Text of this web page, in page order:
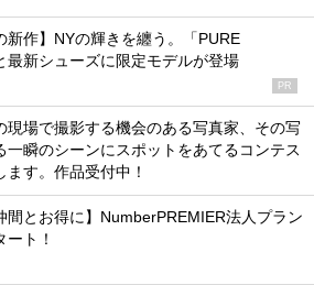
新作】NYの輝きを纏う。「PURE
最新シューズに限定モデルが登場
PR
現場で撮影する機会のある写真家、その写
一瞬のシーンにスポットをあてるコンテス
ます。作品受付中！
間とお得に】NumberPREMIER法人プラン
ート！